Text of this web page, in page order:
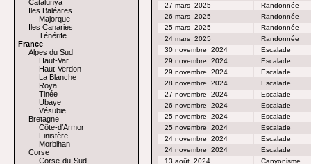
27 mars 2025
Randonnée
26 mars 2025
Randonnée
25 mars 2025
Randonnée
24 mars 2025
Randonnée
30 novembre
2024
Escalade
29 novembre
2024
Escalade
29 novembre
2024
Escalade
28 novembre
2024
Escalade
27 novembre
2024
Escalade
26 novembre
2024
Escalade
25 novembre
2024
Escalade
25 novembre
2024
Escalade
24 novembre
2024
Escalade
24 novembre
2024
Escalade
13 août 2024
Canyonisme
Catalunya
Iles Baléares
Majorque
Iles Canaries
Ténérife
France
Alpes du Sud
Haut-Var
Haut-Verdon
La Blanche
Roya
Tinée
Ubaye
Vésubie
Bretagne
Côte-d’Armor
Finistère
Morbihan
Corse
Corse-du-Sud